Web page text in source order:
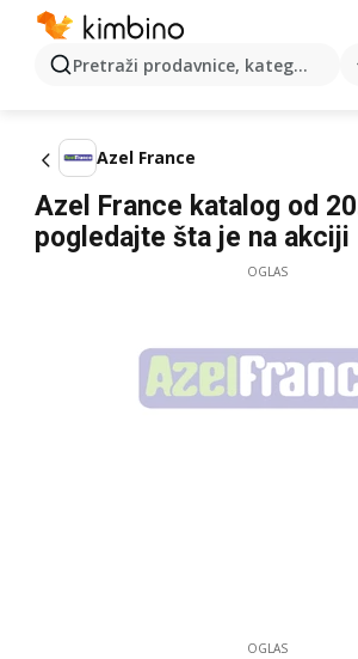
Pretraži prodavnice, kategorije,
Azel France
Azel France katalog od
pogledajte šta je na akciji
OGLAS
OGLAS